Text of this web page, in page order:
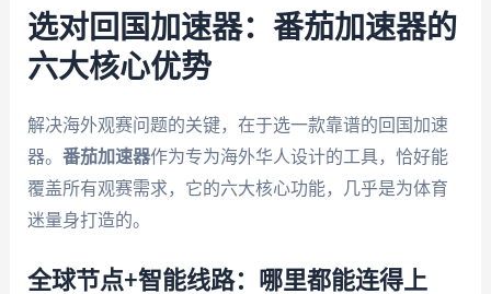
选对回国加速器：番茄加速器的
六大核心优势
解决海外观赛问题的关键，在于选一款靠谱的回国加速
器。 番茄加速器作为专为海外华人设计的工具，恰好能
覆盖所有观赛需求，它的六大核心功能，几乎是为体育
迷量身打造的。
全球节点+智能线路：哪里都能连得上